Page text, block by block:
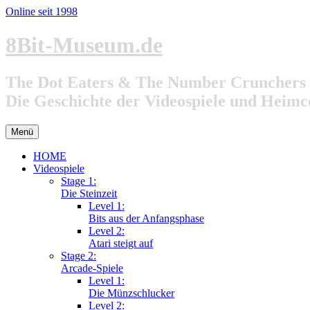
Online seit 1998
Zum
Inhalt
8Bit-Museum.de
The Dot Eaters & The Number Crunchers
Die Geschichte der Videospiele und
Menü
HOME
Videospiele
Stage 1:
Die Steinzeit
Level 1:
Bits aus der Anfangsphase
Level 2:
Atari steigt auf
Stage 2:
Arcade-Spiele
Level 1:
Die Münzschlucker
Level 2: